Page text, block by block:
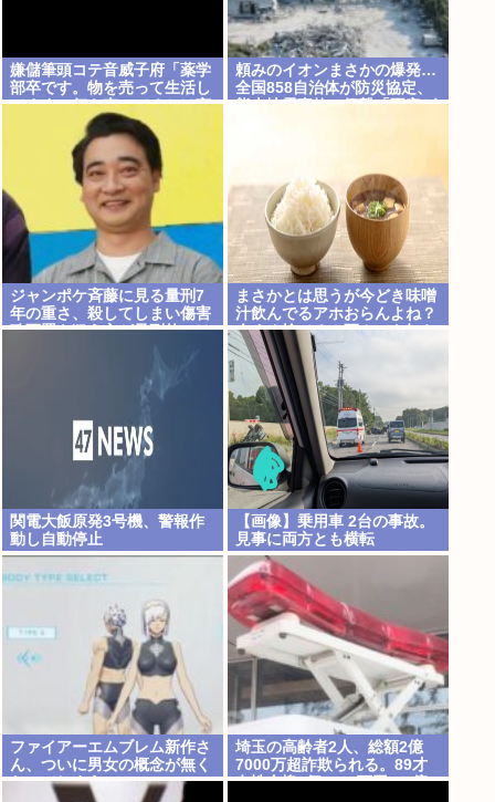
嫌儲筆頭コテ音威子府「薬学
部卒です。物を売って生活し
てます。何を売ってるかは言
えません」
頼みのイオンまさかの爆発…
全国858自治体が防災協定、
熊本地震事故に衝撃「不安ゼ
ジャンポケ斉藤に見る量刑7
年の重さ、殺してしまい傷害
致死罪を狙う方が量刑的には
まさかとは思うが今どき味噌
汁飲んでるアホおらんよね？
今すぐ捨てろ！死んでも知ら
んぞ！⚰
関電大飯原発3号機、警報作
動し自動停止
【画像】乗用車 2台の事故。
見事に両方とも横転
ファイアーエムブレム新作さ
ん、ついに男女の概念が無く
なってしまうwww
埼玉の高齢者2人、総額2億
7000万超詐欺られる。89才
女性金塊6個+750万円、1億